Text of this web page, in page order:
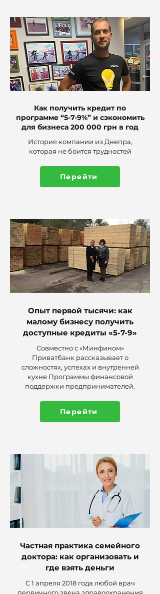
Как получить кредит по
программе “5-7-9%” и сэкономить
для бизнеса 200 000 грн в год
История компании из Днепра,
которая не боится трудностей
Перейти
Опыт первой тысячи: как
малому бизнесу получить
доступные кредиты «5-7-9»
Совместно с «Минфином»
Приватбанк рассказывает о
сложностях, успехах и внутренней
кухне Программы финансовой
поддержки предпринимателей.
Перейти
Частная практика семейного
доктора: как организовать и
где взять деньги
С 1 апреля 2018 года любой врач